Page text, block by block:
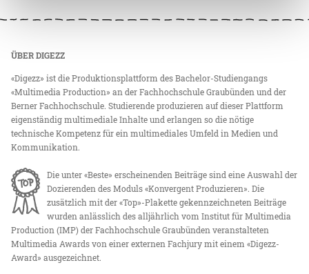
ÜBER DIGEZZ
«Digezz» ist die Produktionsplattform des Bachelor-Studiengangs
«Multimedia Production» an der Fachhochschule Graubünden und der
Berner Fachhochschule. Studierende produzieren auf dieser Plattform
eigenständig multimediale Inhalte und erlangen so die nötige
technische Kompetenz für ein multimediales Umfeld in Medien und
Kommunikation.
Die unter «Beste» erscheinenden Beiträge sind eine Auswahl der
Dozierenden des Moduls «Konvergent Produzieren». Die
zusätzlich mit der «Top»-Plakette gekennzeichneten Beiträge
wurden anlässlich des alljährlich vom Institut für Multimedia
Production (IMP) der Fachhochschule Graubünden veranstalteten
Multimedia Awards von einer externen Fachjury mit einem «Digezz-
Award» ausgezeichnet.